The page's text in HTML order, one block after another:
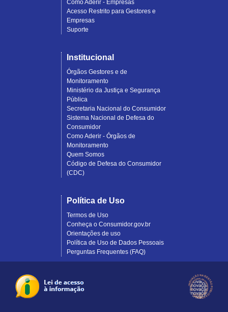
Como Aderir - Empresas
Acesso Restrito para Gestores e
Empresas
Suporte
Institucional
Órgãos Gestores e de
Monitoramento
Ministério da Justiça e Segurança
Pública
Secretaria Nacional do Consumidor
Sistema Nacional de Defesa do
Consumidor
Como Aderir - Órgãos de
Monitoramento
Quem Somos
Código de Defesa do Consumidor
(CDC)
Política de Uso
Termos de Uso
Conheça o Consumidor.gov.br
Orientações de uso
Política de Uso de Dados Pessoais
Perguntas Frequentes (FAQ)